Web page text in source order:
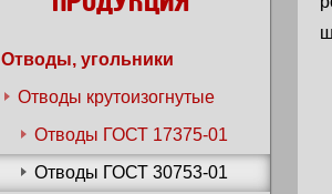
Отводы, угольники
Отводы крутоизогнутые
Отводы ГОСТ 17375-01
Отводы ГОСТ 30753-01